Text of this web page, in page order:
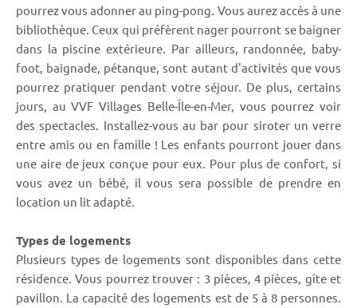
pourrez vous adonner au ping-pong. Vous aurez accès à une
bibliothèque. Ceux qui préfèrent nager pourront se baigner
dans la piscine extérieure. Par ailleurs, randonnée, baby-
foot, baignade, pétanque, sont autant d'activités que vous
pourrez pratiquer pendant votre séjour. De plus, certains
jours, au VVF Villages Belle-Île-en-Mer, vous pourrez voir
des spectacles. Installez-vous au bar pour siroter un verre
entre amis ou en famille ! Les enfants pourront jouer dans
une aire de jeux conçue pour eux. Pour plus de confort, si
vous avez un bébé, il vous sera possible de prendre en
location un lit adapté.
Types de logements
Plusieurs types de logements sont disponibles dans cette
résidence. Vous pourrez trouver : 3 pièces, 4 pièces, gîte et
pavillon. La capacité des logements est de 5 à 8 personnes.